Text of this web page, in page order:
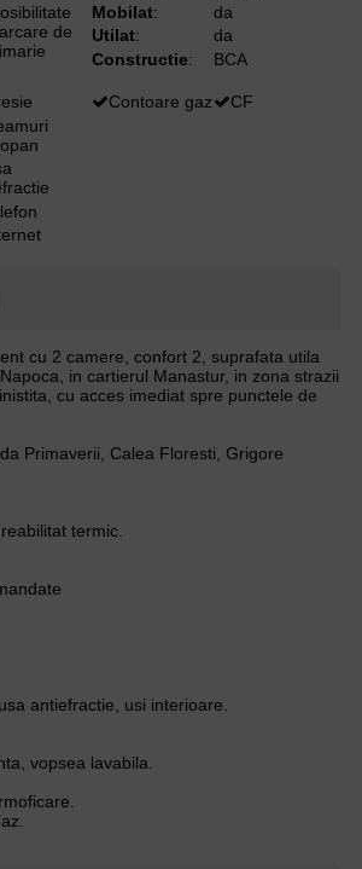
de
Mobilat:
da
Utilat:
da
Constructie: BCA
Contoare gaz CF
cu 2 camere, confort 2, suprafata utila
in cartierul Manastur, in zona strazii
cu acces imediat spre punctele de
Primaverii, Calea Floresti, Grigore
termic.
antiefractie, usi interioare.
vopsea lavabila.